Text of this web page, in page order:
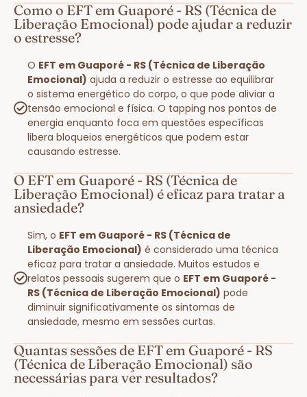
Como o EFT em Guaporé - RS (Técnica de
Liberação Emocional) pode ajudar a reduzir
o estresse?
O EFT em Guaporé - RS (Técnica de Liberação
Emocional) ajuda a reduzir o estresse ao equilibrar
o sistema energético do corpo, o que pode aliviar a
tensão emocional e física. O tapping nos pontos de
energia enquanto foca em questões específicas
libera bloqueios energéticos que podem estar
causando estresse.
O EFT em Guaporé - RS (Técnica de
Liberação Emocional) é eficaz para tratar a
ansiedade?
Sim, o EFT em Guaporé - RS (Técnica de
Liberação Emocional) é considerado uma técnica
eficaz para tratar a ansiedade. Muitos estudos e
relatos pessoais sugerem que o EFT em Guaporé -
RS (Técnica de Liberação Emocional) pode
diminuir significativamente os sintomas de
ansiedade, mesmo em sessões curtas.
Quantas sessões de EFT em Guaporé - RS
(Técnica de Liberação Emocional) são
necessárias para ver resultados?